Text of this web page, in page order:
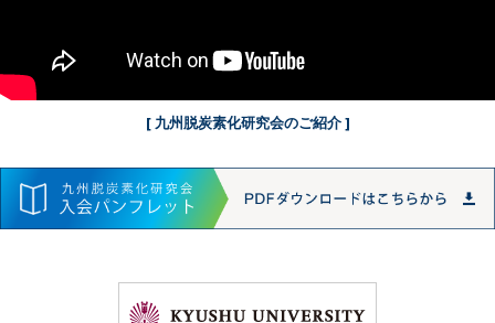
[ 九州脱炭素化研究会のご紹介 ]